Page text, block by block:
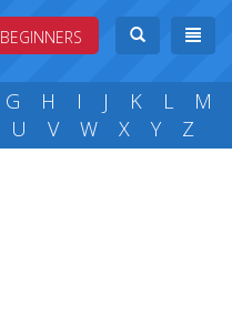
BEGINNERS
G H I J K L
M
U V W X Y Z